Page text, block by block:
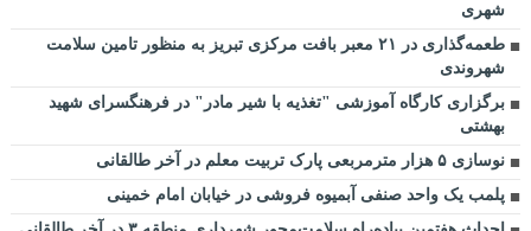
شهری
طعمه‌گذاری در ۲۱ معبر بافت مرکزی تبریز به منظور تامین سلامت
شهروندی
برگزاری کارگاه آموزشی "تغذیه با شیر مادر" در فرهنگسرای شهید
بهشتی
نوسازی ۵ هزار مترمربعی پارک تربیت معلم در آخر طالقانی
پلمب یک واحد صنفی آبمیوه فروشی در خیابان امام خمینی